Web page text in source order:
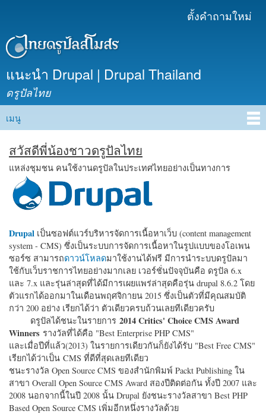
เนื้อหา
ตั้งคำถามใหม่
แนะนำ Drupal | Drupal Thailand
ดรูปัลไทย
Main menu
เมนู
สวัสดีพี่น้องชาวดรูปัลไทย
แหล่งชุมชน คนใช้งานดรูปัลในประเทศไทยอย่างเป็นทางการ
Drupal เป็นซอฟต์แวร์บริหารจัดการเนื้อหาเว็บ (content management
system - CMS) ซึ่งเป็นระบบการจัดการเนื้อหาในรูปแบบของโอเพน
ซอร์ซ สามารถดาวน์โหลดมาใช้งานได้ฟรี มีการนำระบบดรูปัลมา
ใช้กับเว็บราชการไทยอย่างมากเลย เวอร์ชั่นปัจจุบันคือ ดรูปัล 6.x
และ 7.x และรุ่นล่าสุดที่ได้มีการเผยแพร่ล่าสุดคือรุ่น drupal 8.6.2 โดย
ตัวแรกได้ออกมาในเดือนพฤศจิกายน 2015 ซึ่งเป็นตัวที่มีคุณสมบัติ
กว่า 200 อย่าง เรียกได้ว่า ตัวเดียวครบถ้วนเลยทีเดียวครับ
ดรูปัลได้ชนะในรายการ 2014 Critics' Choice CMS Award
Winners รางวัลที่ได้คือ "Best Enterprise PHP CMS"
และเมื่อปีที่แล้ว(2013) ในรายการเดียวกันก็ยังได้รับ "Best Free CMS"
เรียกได้ว่าเป็น CMS ที่ดีที่สุดเลยทีเดียว
ชนะรางวัล Open Source CMS ของสำนักพิมพ์ Packt Publishing ใน
สาขา Overall Open Source CMS Award สองปีติดต่อกัน ทั้งปี 2007 และ
2008 นอกจากนี้ในปี 2008 นั้น Drupal ยังชนะรางวัลสาขา Best PHP
Based Open Source CMS เพิ่มอีกหนึ่งรางวัลด้วย